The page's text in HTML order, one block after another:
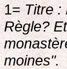
1=Titre :
Règle?
moines".